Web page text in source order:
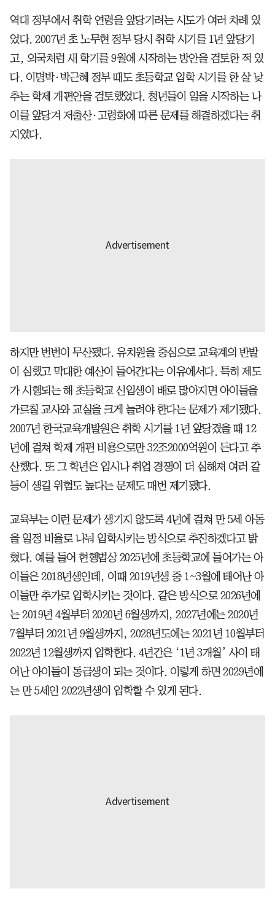
역대 정부에서 취학 연령을 앞당기려는 시도가 여러 차례 있
었다. 2007년 초 노무현 정부 당시 취학 시기를 1년 앞당기
고, 외국처럼 새 학기를 9월에 시작하는 방안을 검토한 적 있
다. 이명박·박근혜 정부 때도 초등학교 입학 시기를 한 살 낮
추는 학제 개편안을 검토했었다. 청년들이 일을 시작하는 나
이를 앞당겨 저출산·고령화에 따른 문제를 해결하겠다는 취
지였다.
하지만 번번이 무산됐다. 유치원을 중심으로 교육계의 반발
이 심했고 막대한 예산이 들어간다는 이유에서다. 특히 제도
가 시행되는 해 초등학교 신입생이 배로 많아지면 아이들을
가르칠 교사와 교실을 크게 늘려야 한다는 문제가 제기됐다.
2007년 한국교육개발원은 취학 시기를 1년 앞당겼을 때 12
년에 걸쳐 학제 개편 비용으로만 32조2000억원이 든다고 추
산했다. 또 그 학년은 입시나 취업 경쟁이 더 심해져 여러 갈
등이 생길 위험도 높다는 문제도 매번 제기됐다.
교육부는 이런 문제가 생기지 않도록 4년에 걸쳐 만 5세 아동
을 일정 비율로 나눠 입학시키는 방식으로 추진하겠다고 밝
혔다. 예를 들어 현행법상 2025년에 초등학교에 들어가는 아
이들은 2018년생인데, 이때 2019년생 중 1~3월에 태어난 아
이들만 추가로 입학시키는 것이다. 같은 방식으로 2026년에
는 2019년 4월부터 2020년 6월생까지, 2027년에는 2020년
7월부터 2021년 9월생까지, 2028년도에는 2021년 10월부터
2022년 12월생까지 입학한다. 4년간은 ‘1년 3개월’ 사이 태
어난 아이들이 동급생이 되는 것이다. 이렇게 하면 2029년에
는 만 5세인 2022년생이 입학할 수 있게 된다.